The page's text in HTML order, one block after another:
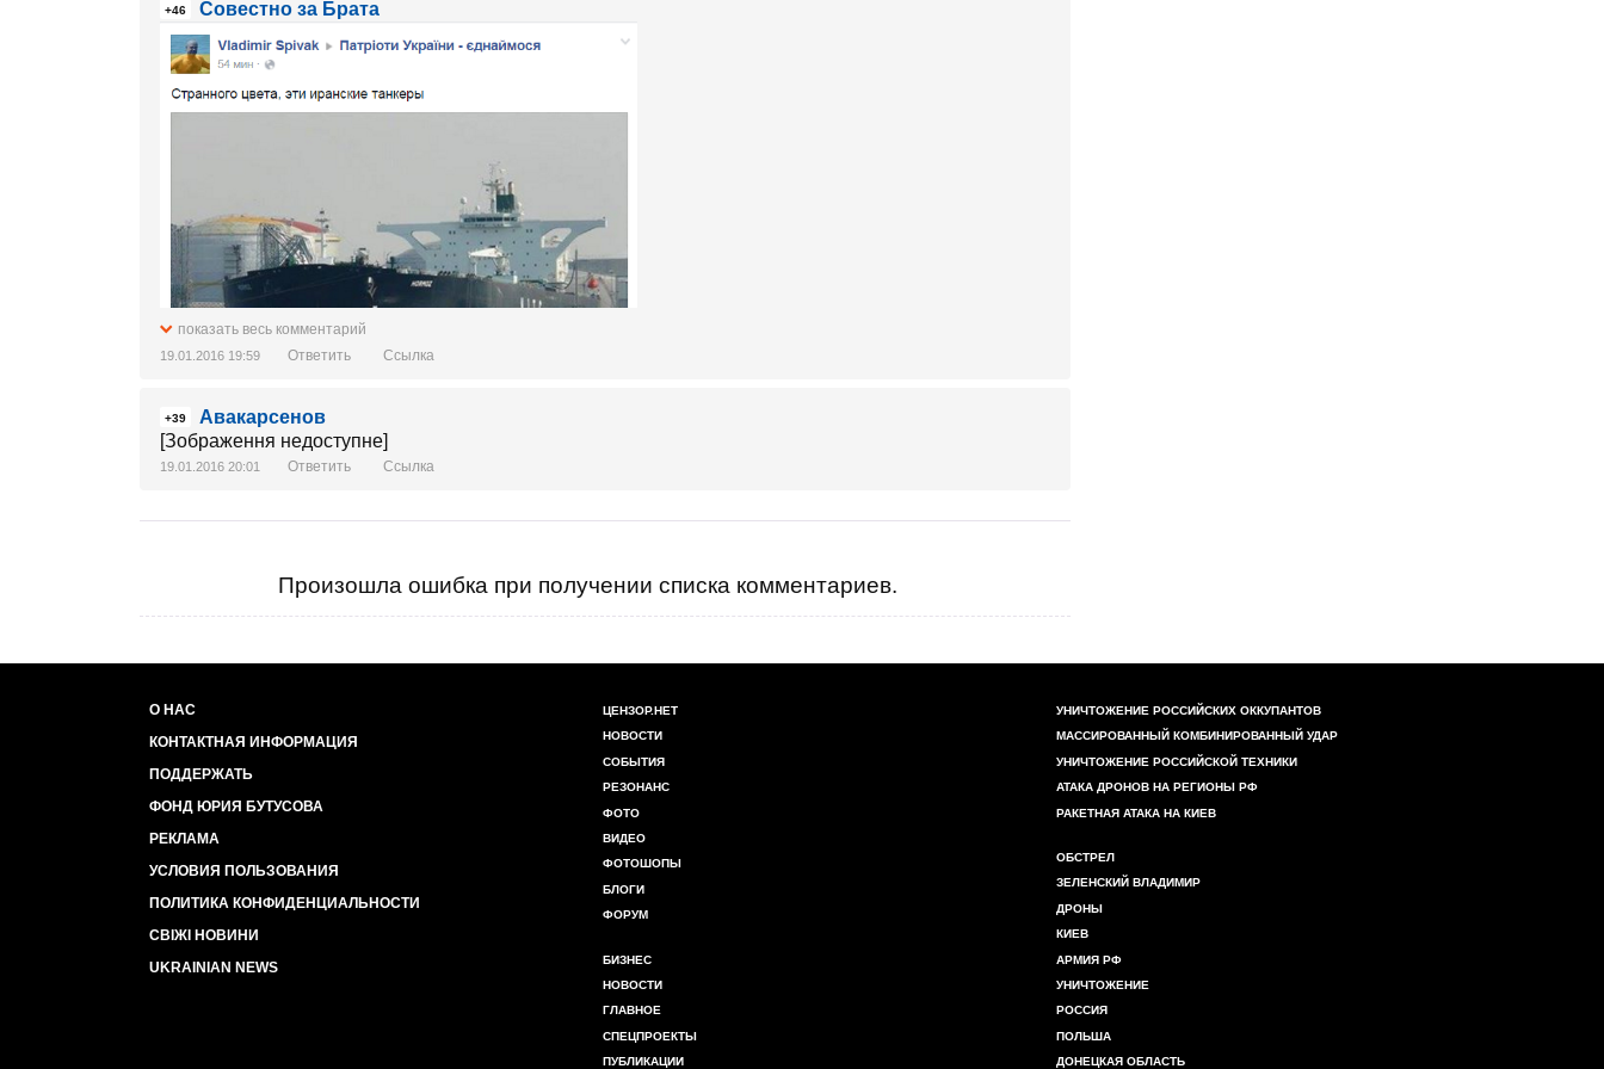
+46 Совестно за Брата
показать весь комментарий
19.01.2016 19:59 Ответить Ссылка
+39
Авакарсенов
[Зображення недоступне]
19.01.2016 20:01 Ответить Ссылка
Произошла ошибка при получении списка комментариев.
О НАС
КОНТАКТНАЯ ИНФОРМАЦИЯ
ПОДДЕРЖАТЬ
ФОНД ЮРИЯ БУТУСОВА
РЕКЛАМА
УСЛОВИЯ ПОЛЬЗОВАНИЯ
ПОЛИТИКА КОНФИДЕНЦИАЛЬНОСТИ
СВІЖІ НОВИНИ
UKRAINIAN NEWS
ЦЕНЗОР.НЕТ
НОВОСТИ
СОБЫТИЯ
РЕЗОНАНС
ФОТО
ВИДЕО
ФОТОШОПЫ
БЛОГИ
ФОРУМ
БИЗНЕС
НОВОСТИ
ГЛАВНОЕ
СПЕЦПРОЕКТЫ
ПУБЛИКАЦИИ
УНИЧТОЖЕНИЕ РОССИЙСКИХ ОККУПАНТОВ
МАССИРОВАННЫЙ КОМБИНИРОВАННЫЙ УДАР
УНИЧТОЖЕНИЕ РОССИЙСКОЙ ТЕХНИКИ
АТАКА ДРОНОВ НА РЕГИОНЫ РФ
РАКЕТНАЯ АТАКА НА КИЕВ
ОБСТРЕЛ
ЗЕЛЕНСКИЙ ВЛАДИМИР
ДРОНЫ
КИЕВ
АРМИЯ РФ
УНИЧТОЖЕНИЕ
РОССИЯ
ПОЛЬША
ДОНЕЦКАЯ ОБЛАСТЬ